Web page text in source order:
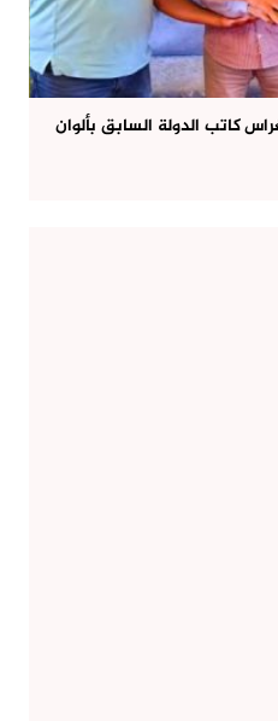
كاتب الدولة السابق بألوان